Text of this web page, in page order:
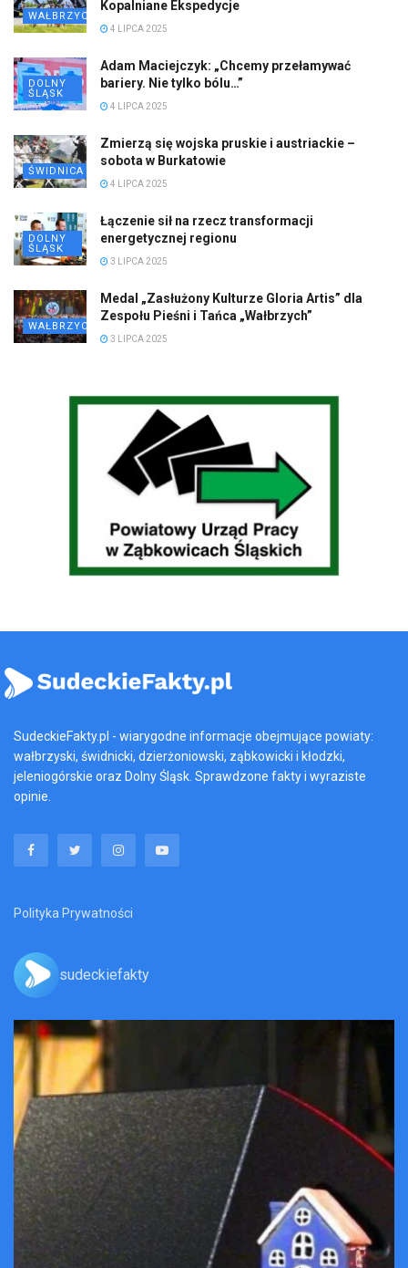
WAŁBRZYCH
Kopalniane Ekspedycje
4 LIPCA 2025
DOLNY
ŚLĄSK
Adam Maciejczyk: „Chcemy przełamywać
bariery. Nie tylko bólu…”
4 LIPCA 2025
ŚWIDNICA
Zmierzą się wojska pruskie i austriackie –
sobota w Burkatowie
4 LIPCA 2025
DOLNY
ŚLĄSK
Łączenie sił na rzecz transformacji
energetycznej regionu
3 LIPCA 2025
WAŁBRZYCH
Medal „Zasłużony Kulturze Gloria Artis” dla
Zespołu Pieśni i Tańca „Wałbrzych”
3 LIPCA 2025
SudeckieFakty.pl - wiarygodne informacje obejmujące powiaty:
wałbrzyski, świdnicki, dzierżoniowski, ząbkowicki i kłodzki,
jeleniogórskie oraz Dolny Śląsk. Sprawdzone fakty i wyraziste
opinie.
Polityka Prywatności
sudeckiefakty